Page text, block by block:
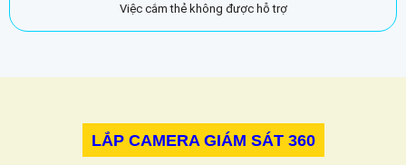
Việc cắm thẻ không được hỗ trợ
LẮP CAMERA GIÁM SÁT 360